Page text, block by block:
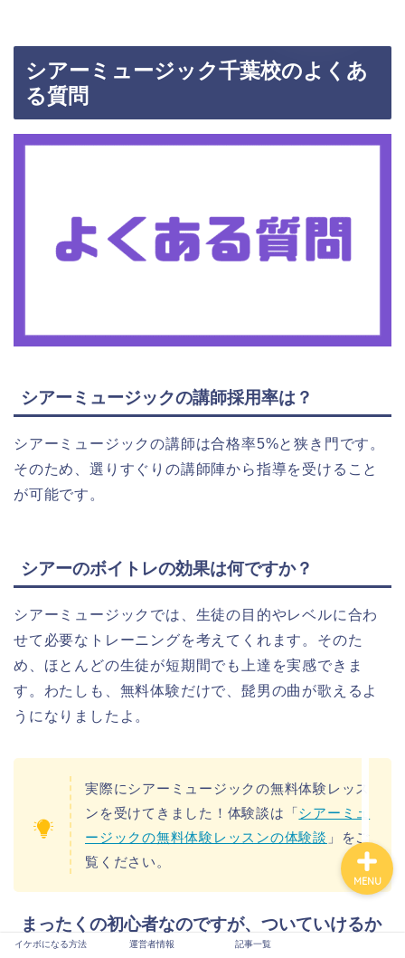
シアーミュージック千葉校のよくあ
る質問
シアーミュージックの講師採用率は？
シアーミュージックの講師は合格率5%と狭き門です。
そのため、選りすぐりの講師陣から指導を受けること
が可能です。
シアーのボイトレの効果は何ですか？
シアーミュージックでは、生徒の目的やレベルに合わ
せて必要なトレーニングを考えてくれます。そのた
め、ほとんどの生徒が短期間でも上達を実感できま
す。わたしも、無料体験だけで、髭男の曲が歌えるよ
うになりましたよ。
実際にシアーミュージックの無料体験レッス
ンを受けてきました！体験談は「シアーミュ
ージックの無料体験レッスンの体験談 」をご
覧ください。
まったくの初心者なのですが、ついていけるか
不安です。
イケボになる方法 運営者情報 記事一覧
MENU
イケボになる方法
記事一覧